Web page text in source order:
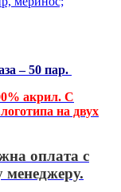
– 50 пар.
акрил. С
на двух
оплата с